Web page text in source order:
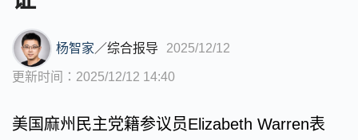
杨智家 ／综合报导 2025/12/12
更新时间：2025/12/12 14:40
美国麻州民主党籍参议员Elizabeth Warren表